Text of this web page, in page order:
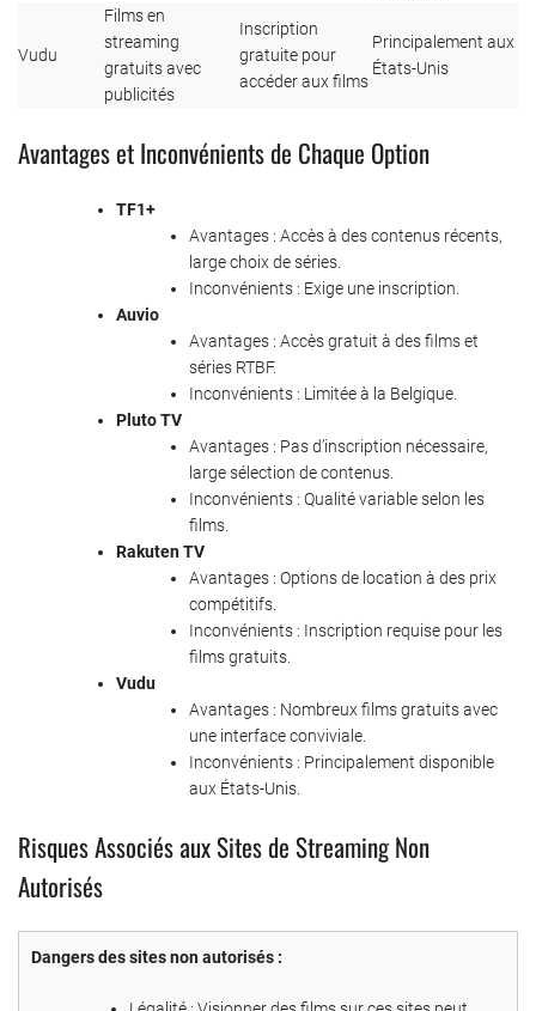
Vudu
Films en
streaming
gratuits avec
publicités
Inscription
gratuite pour
accéder aux films
Principalement aux
États-Unis
Avantages et Inconvénients de Chaque Option
TF1+
Avantages : Accès à des contenus récents,
large choix de séries.
Inconvénients : Exige une inscription.
Auvio
Avantages : Accès gratuit à des films et
séries RTBF.
Inconvénients : Limitée à la Belgique.
Pluto TV
Avantages : Pas d’inscription nécessaire,
large sélection de contenus.
Inconvénients : Qualité variable selon les
films.
Rakuten TV
Avantages : Options de location à des prix
compétitifs.
Inconvénients : Inscription requise pour les
films gratuits.
Vudu
Avantages : Nombreux films gratuits avec
une interface conviviale.
Inconvénients : Principalement disponible
aux États-Unis.
Risques Associés aux Sites de Streaming Non
Autorisés
Dangers des sites non autorisés :